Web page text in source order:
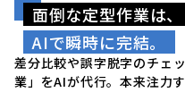
面倒な定型作業は、
AIで瞬時に完結。
差分比較や誤字脱字のチェ
業」をAIが代行。本来注力